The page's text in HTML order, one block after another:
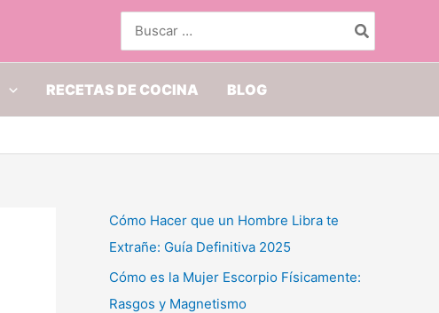
por:
RECETAS DE COCINA BLOG
Cómo Hacer que un Hombre Libra te
Extrañe: Guía Definitiva 2025
Cómo es la Mujer Escorpio Físicamente:
Rasgos y Magnetismo